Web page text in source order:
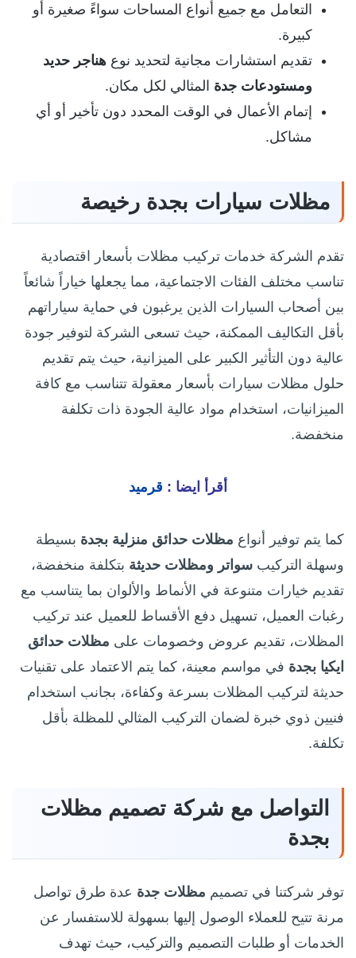
التعامل مع جميع أنواع المساحات سواءً صغيرة أو
كبيرة.
تقديم استشارات مجانية لتحديد نوع هناجر حديد
ومستودعات جدة المثالي لكل مكان.
إتمام الأعمال في الوقت المحدد دون تأخير أو أي
مشاكل.
مظلات سيارات بجدة رخيصة
تقدم الشركة خدمات تركيب مظلات بأسعار اقتصادية
تناسب مختلف الفئات الاجتماعية، مما يجعلها خياراً شائعاً
بين أصحاب السيارات الذين يرغبون في حماية سياراتهم
بأقل التكاليف الممكنة، حيث تسعى الشركة لتوفير جودة
عالية دون التأثير الكبير على الميزانية، حيث يتم تقديم
حلول مظلات سيارات بأسعار معقولة تتناسب مع كافة
الميزانيات، استخدام مواد عالية الجودة ذات تكلفة
منخفضة.
أقرأ ايضا : قرميد
كما يتم توفير أنواع مظلات حدائق منزلية بجدة بسيطة
وسهلة التركيب سواتر ومظلات حديثة بتكلفة منخفضة،
تقديم خيارات متنوعة في الأنماط والألوان بما يتناسب مع
رغبات العميل، تسهيل دفع الأقساط للعميل عند تركيب
المظلات، تقديم عروض وخصومات على مظلات حدائق
ايكيا بجدة في مواسم معينة، كما يتم الاعتماد على تقنيات
حديثة لتركيب المظلات بسرعة وكفاءة، بجانب استخدام
فنيين ذوي خبرة لضمان التركيب المثالي للمظلة بأقل
تكلفة.
التواصل مع شركة تصميم مظلات
بجدة
توفر شركتنا في تصميم مظلات جدة عدة طرق تواصل
مرنة تتيح للعملاء الوصول إليها بسهولة للاستفسار عن
الخدمات أو طلبات التصميم والتركيب، حيث تهدف